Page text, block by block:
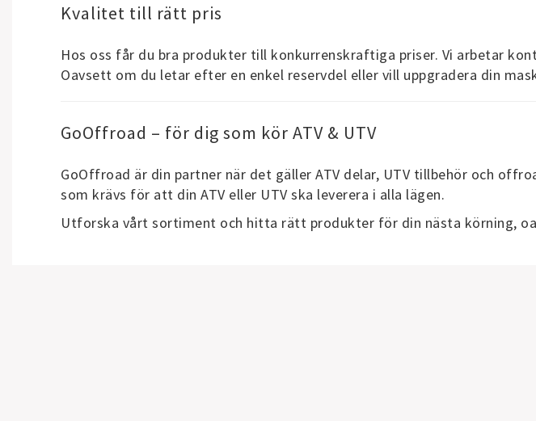
Kvalitet till rätt pris
Hos oss får du bra produkter till konkurrenskraftiga priser. Vi arbetar
Oavsett om du letar efter en enkel reservdel eller vill uppgradera din
GoOffroad – för dig som kör ATV & UTV
GoOffroad är din partner när det gäller ATV delar, UTV tillbehör och
som krävs för att din ATV eller UTV ska leverera i alla lägen.
Utforska vårt sortiment och hitta rätt produkter för din nästa körning,